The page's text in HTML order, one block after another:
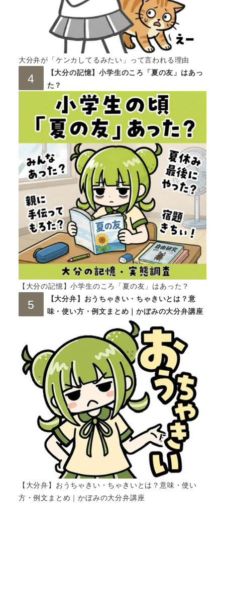
大分弁が「ケンカしてるみたい」って言われる理由
【大分の記憶】小学生のころ「夏の友」はあっ
た？
【大分の記憶】小学生のころ「夏の友」はあった？
【大分弁】おうちゃきい・ちゃきいとは？意
味・使い方・例文まとめ｜かぼみの大分弁講座
【大分弁】おうちゃきい・ちゃきいとは？意味・使い
方・例文まとめ｜かぼみの大分弁講座